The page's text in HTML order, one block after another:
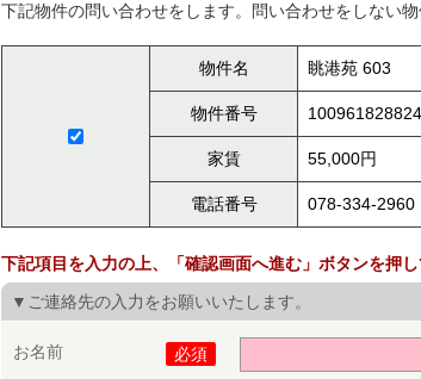
下記物件の問い合わせをします。問い合わせをしない
物件名 眺港苑 603
物件番号 100961828824
家賃 55,000円
電話番号 078-334-2960
下記項目を入力の上、「確認画面へ進む」ボタンを押
▼ご連絡先の入力をお願いいたします。
お名前 必須